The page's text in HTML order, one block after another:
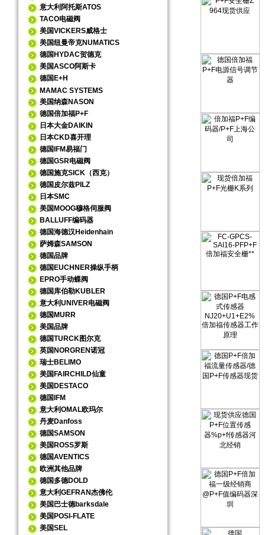
意大利阿托斯ATOS
TACO电磁阀
美国VICKERS威格士
美国纽曼帝克NUMATICS
德国HYDAC贺德克
美国ASCO阿斯卡
德国E+H
MAMAC SYSTEMS
美国纳森NASON
德国倍加福P+F
日本大金DAIKIN
日本CKD喜开理
德国IFM易福门
德国GSR电磁阀
德国施克SICK（西克）
德国皮尔兹PILZ
日本SMC
美国MOOG穆格伺服阀
BALLUFF编码器
德国海德汉Heidenhain
萨姆森SAMSON
德国品牌
德国EUCHNER操纵手柄
EPRO手动蝶阀
德国库伯勒KUBLER
意大利UNIVER电磁阀
德国MURR
美国品牌
德国TURCK图尔克
英国NORGREN诺冠
瑞士BELIMO
美国FAIRCHILD仙童
美国DESTACO
德国IFM
意大利OMAL欧玛尔
丹麦Danfoss
德国SAMSON
美国ROSS罗斯
德国AVENTICS
欧洲其他品牌
德国多德DOLD
意大利GEFRAN杰佛伦
美国巴士德barksdale
美国POSI-FLATE
美国SEL